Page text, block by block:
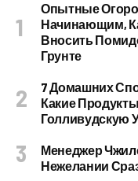
Опытные
Начинающим,
Вносить
Грунте
7 Домашних
Какие
Голливудскую
Менеджер
Нежелании